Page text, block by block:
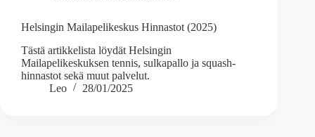
Helsingin Mailapelikeskus Hinnastot (2025)
Tästä artikkelista löydät Helsingin
Mailapelikeskuksen tennis, sulkapallo ja squash-
hinnastot sekä muut palvelut.
Leo
28/01/2025